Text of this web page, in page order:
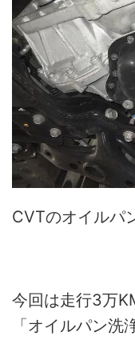
CVTのオイルパ
今回は走行3万
「オイルパン洗